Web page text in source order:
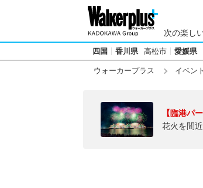
次の楽し
四国 香川県 高松市 愛媛県
ウォーカープラス イベント
【臨港パ
花火を間